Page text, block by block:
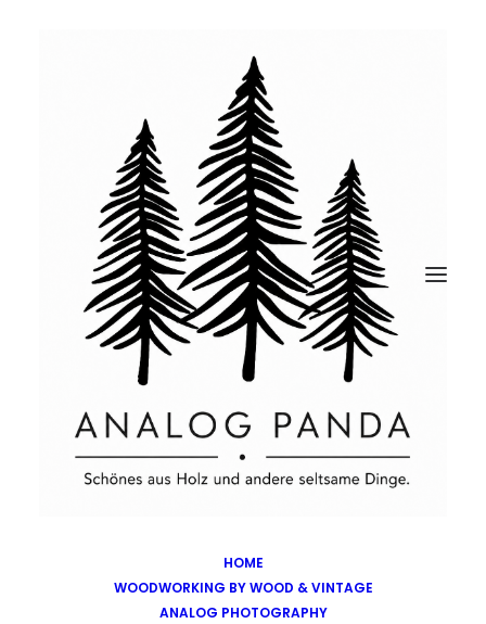
HOME
WOODWORKING BY WOOD & VINTAGE
ANALOG PHOTOGRAPHY